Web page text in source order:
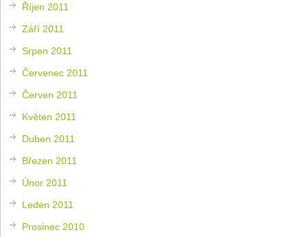
Říjen 2011
Září 2011
Srpen 2011
Červenec 2011
Červen 2011
Květen 2011
Duben 2011
Březen 2011
Únor 2011
Leden 2011
Prosinec 2010